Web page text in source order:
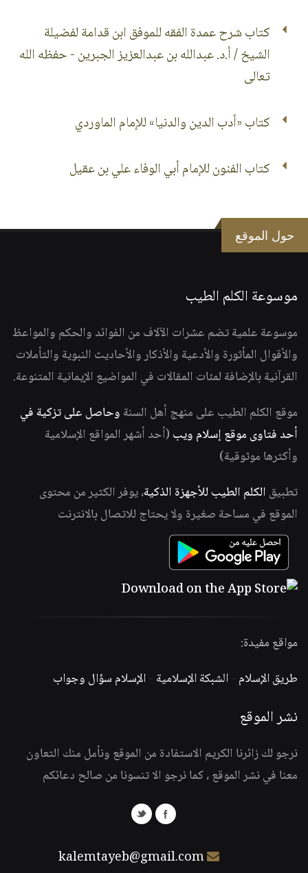
كتاب شرح عمدة الفقه للموفق ابن قدامة لفضيلة
الشيخ / أ.د. عبدالله بن عبدالعزيز الجبرين - حفظه الله
تعالى
كتاب «أدب الدين والدنيا» للإمام الماوردي
كتاب الفنون للإمام أبي الوفاء علي بن عقيل
حول الموقع
موسوعة الكلم الطيب
موسوعة علمية تضم عشرات الآلاف من الفوائد والحكم والمواعظ
والأقوال المأثورة والأدعية والأذكار والأحاديث النبوية والتأملات
القرآنية بالإضافة لمئات المقالات في المواضيع الإيمانية المتنوعة.
موقع الكلم الطيب على منهج أهل السنة وحاصل على تزكية في
أحد فتاوى موقع إسلام ويب (أحد أشهر المواقع الإسلامية
وأكثرها موثوقية)
تطبيق الكلم الطيب للأجهزة الذكية، يوفر الكثير من محتوى
الموقع في مساحة صغيرة ولا يحتاج للاتصال بالانترنت
مواقع مفيدة:
طريق الإسلام -الشبكة الإسلامية -الإسلام سؤال وجواب
نشر الموقع
نرجو لك زائرنا الكريم الاستفادة من الموقع ونأمل منك التعاون
معنا في نشر الموقع ، كما نرجو الا تنسونا من صالح دعائكم
kalemtayeb@gmail.com